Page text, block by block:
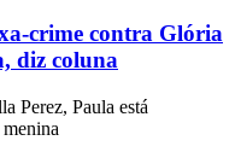
crime contra Glória
diz coluna
Perez, Paula está